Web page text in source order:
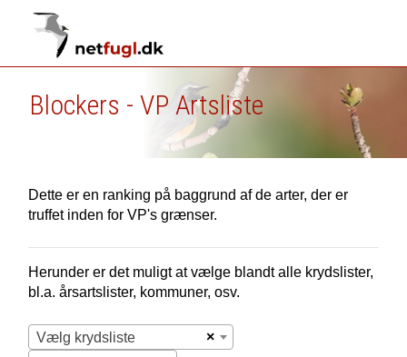
Blockers - VP Artsliste
Dette er en ranking på baggrund af de arter, der er
truffet inden for VP's grænser.
Herunder er det muligt at vælge blandt alle krydslister,
bl.a. årsartslister, kommuner, osv.
×
Vælg krydsliste